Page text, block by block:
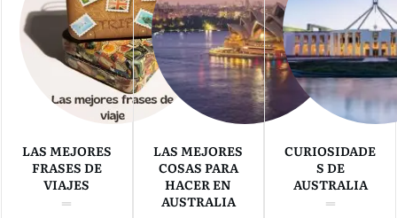
LAS MEJORES
FRASES DE
VIAJES
LAS MEJORES
COSAS PARA
HACER EN
AUSTRALIA
CURIOSIDADE
S DE
AUSTRALIA